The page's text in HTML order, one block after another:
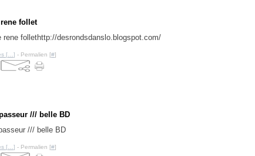
follet
http://desrondsdanslo.blogspot.com/
[ ] - Permalien [#]
/// belle BD
[ ] - Permalien [#]